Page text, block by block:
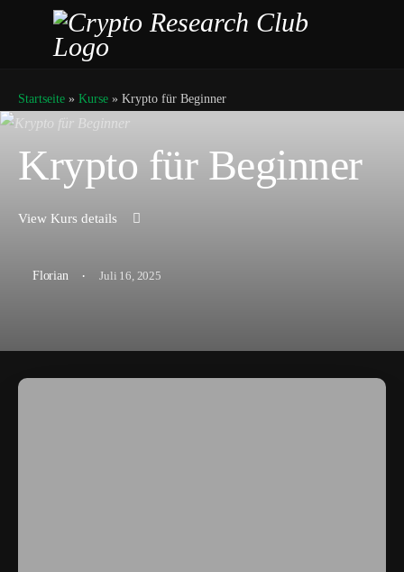
Startseite » Kurse » Krypto für Beginner
Krypto für Beginner
View Kurs details
Florian · Juli 16, 2025